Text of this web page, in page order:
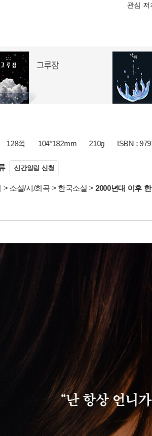
관심 저
128쪽 104*182mm 210g ISBN :
신간알림 신청
> 소설/시/희곡 > 한국소설 > 2000년대 이후